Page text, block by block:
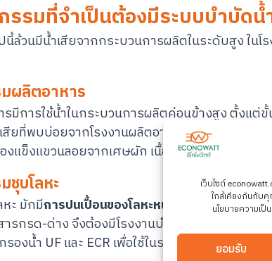
เว็บไซต์
ใกล้เคียงกันกับคุ
นโยบายความเ
ยอมรับ
รมที่จำเป็นต้องมีระบบบำบัดน้
ล้วนมีน้ำเสียจากกระบวนการผลิตในระดับสูง ในโ
ผลิตอาหาร
มีการใช้น้ำในกระบวนการผลิตค่อนข้างสูง ตั้งแ
ยที่พบบ่อยจากโรงงานผลิตอาหาร เช่นค่า BOD/
แข็งแขวนลอยจากเศษผัก เนื้อสัตว์ รวมถึงขยะอิน
ชุบโลหะ
ะ มักมีการปนเปื้อนของโลหะหนักและสารเคมีหลา
ารกรด-ด่าง จึงต้องมีโรงงานบำบัดน้ำเสียตามม
องน้ำ UF และ ECR เพื่อใช้ในระบบรีไซเคิลน้ำ